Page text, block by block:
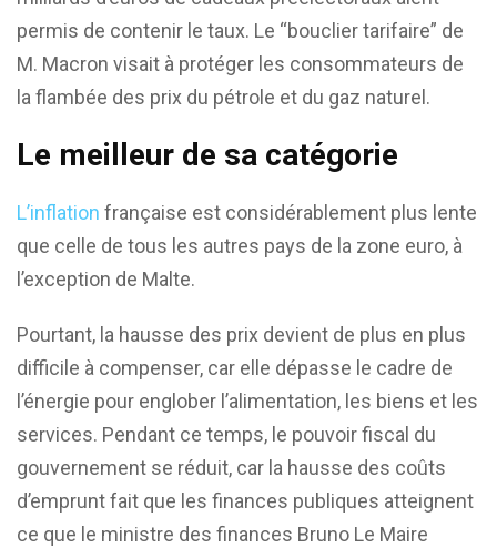
permis de contenir le taux. Le “bouclier tarifaire” de
M. Macron visait à protéger les consommateurs de
la flambée des prix du pétrole et du gaz naturel.
Le meilleur de sa catégorie
L’inflation française est considérablement plus lente
que celle de tous les autres pays de la zone euro, à
l’exception de Malte.
Pourtant, la hausse des prix devient de plus en plus
difficile à compenser, car elle dépasse le cadre de
l’énergie pour englober l’alimentation, les biens et les
services. Pendant ce temps, le pouvoir fiscal du
gouvernement se réduit, car la hausse des coûts
d’emprunt fait que les finances publiques atteignent
ce que le ministre des finances Bruno Le Maire